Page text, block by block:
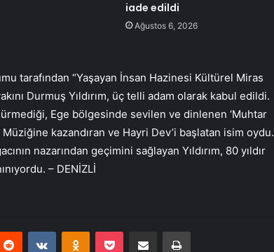
iade edildi
Ağustos 6, 2026
tarafından “Yaşayan İnsan Hazinesi Kültürel Miras
Durmuş Yıldırım, üç telli adam olarak kabul edildi.
Ege bölgesinde sevilen ve dinlenen ‘Muhtar
kazandıran ve Hayri Dev’i başlatan isim oydu.
nazarından geçimini sağlayan Yıldırım, 80 yıldır
– DENİZLİ
Reddit VKontakteOdnoklassniki
Pocket E-Posta ile paylaş Yazdır